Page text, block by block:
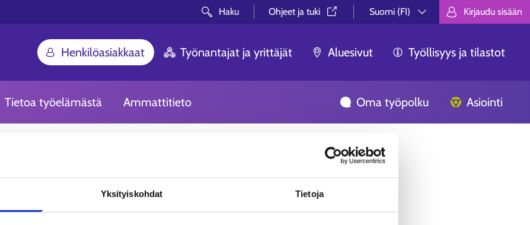
Yksityiskohdat Tietoja
Haku Ohjeet ja tuki⁠
Suomi (FI)
Valitse kieli. Välj språk. Choose
Kirjaudu sisään
Henkilöasiakkaat Työnantajat ja yrittäjät Aluesivut Työllisyys ja tilastot
Tietoa työelämästä Ammattitieto Oma työpolku Asiointi